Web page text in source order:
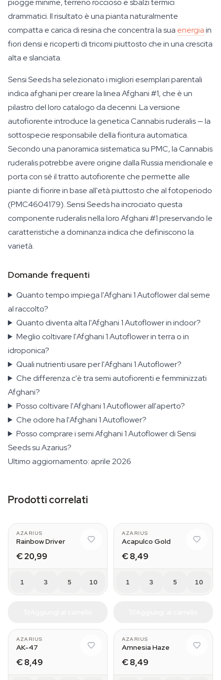
piogge minime, terreno roccioso e sbalzi termici
drammatici. Il risultato è una pianta naturalmente
compatta e carica di resina che concentra la sua energiain
fiori densi e ricoperti di tricomi piuttosto che in una crescita
alta e slanciata.
Sensi Seeds ha selezionato i migliori esemplari parentali
indica afghani per creare la linea Afghani #1, che è un
pilastro del loro catalogo da decenni. La versione
autofiorente introduce la genetica Cannabis ruderalis — la
sottospecie responsabile della fioritura automatica.
Secondo una panoramica sistematica su PMC, la Cannabis
ruderalis potrebbe avere origine dalla Russia meridionale e
porta con sé il tratto autofiorente che permette alle
piante di fiorire in base all'età piuttosto che al fotoperiodo
(PMC4604179). Sensi Seeds ha incrociato questa
componente ruderalis nella loro Afghani #1 preservando le
caratteristiche a dominanza indica che definiscono la
varietà.
Domande frequenti
Quanto tempo impiega l'Afghani 1 Autoflower dal seme
al raccolto?
Quanto diventa alta l'Afghani 1 Autoflower in indoor?
Meglio coltivare l'Afghani 1 Autoflower in terra o in
idroponica?
Quali nutrienti usare per l'Afghani 1 Autoflower?
Che differenza c'è tra semi autofiorenti e femminizzati
Afghani?
Posso coltivare l'Afghani 1 Autoflower all'aperto?
Che odore ha l'Afghani 1 Autoflower?
Posso comprare i semi Afghani 1 Autoflower di Sensi
Seeds su Azarius?
Ultimo aggiornamento: aprile 2026
Prodotti correlati
AZARIUS
Rainbow Driver
€ 20,99
1 3 5 10
AZARIUS
Acapulco Gold
€ 8,49
1 3 5 10
AZARIUS
AK-47
€ 8,49
AZARIUS
Amnesia Haze
€ 8,49